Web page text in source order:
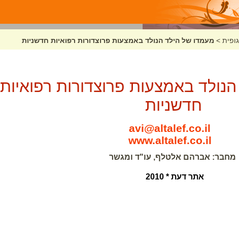
> מעמדו של הילד הנולד באמצעות פרוצדורות רפואיות חדשניות
באמצעות פרוצדורות רפואיות
חדשניות
avi@altalef.co.il
www.altalef.co.il
מחבר: אברהם אלטלף, עו"ד ומגשר
אתר דעת * 2010